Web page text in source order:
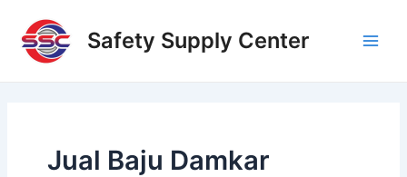
content
Safety Supply Center
Jual Baju Damkar